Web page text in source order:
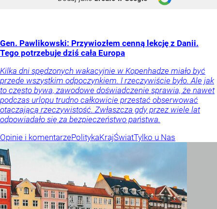
Gen. Pawlikowski: Przywiozłem cenną lekcję z Danii.
Tego potrzebuje dziś cała Europa
Kilka dni spędzonych wakacyjnie w Kopenhadze miało być
przede wszystkim odpoczynkiem. I rzeczywiście było. Ale jak
to często bywa, zawodowe doświadczenie sprawia, że nawet
podczas urlopu trudno całkowicie przestać obserwować
otaczającą rzeczywistość. Zwłaszcza gdy przez wiele lat
odpowiadało się za bezpieczeństwo państwa.
Opinie i komentarzePolitykaKrajŚwiatTylko u Nas